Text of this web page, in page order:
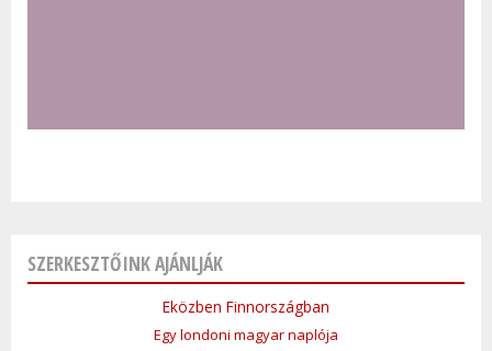
SZERKESZTŐINK AJÁNLJÁK
Eközben Finnországban
Egy londoni magyar naplója